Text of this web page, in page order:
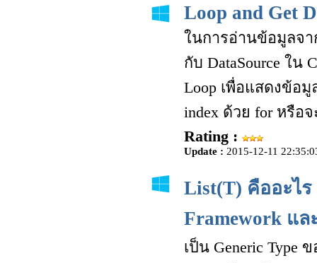
Loop and Get
ในการอ่านข้อมูลจา
กับ DataSource ใ
Loop เพื่อแสดงข้อ
index ด้วย for หรือจ
Rating :
Update : 2015-12-11
List(T) คืออะไร
Framework แล
เป็น Generic Type